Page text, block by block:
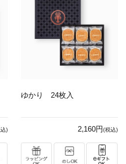
)
ゆかり 24枚入
2,160円(税込)